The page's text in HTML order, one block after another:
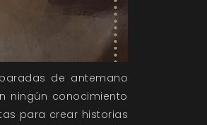
de antemano
ningún conocimiento
para crear historias